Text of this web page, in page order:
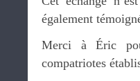
également
Merci à Éric
compatriotes